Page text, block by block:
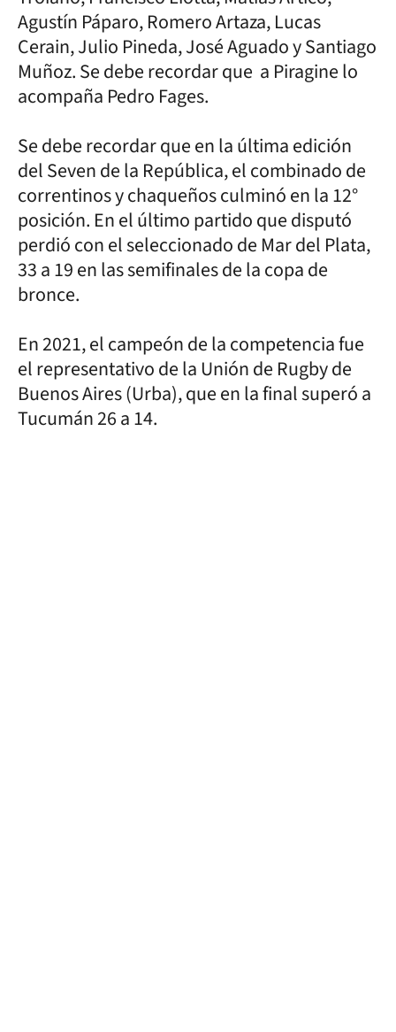
Agustín Páparo, Romero Artaza, Lucas
Cerain, Julio Pineda, José Aguado y Santiago
Muñoz. Se debe recordar que a Piragine lo
acompaña Pedro Fages.
Se debe recordar que en la última edición
del Seven de la República, el combinado de
correntinos y chaqueños culminó en la 12°
posición. En el último partido que disputó
perdió con el seleccionado de Mar del Plata,
33 a 19 en las semifinales de la copa de
bronce.
En 2021, el campeón de la competencia fue
el representativo de la Unión de Rugby de
Buenos Aires (Urba), que en la final superó a
Tucumán 26 a 14.